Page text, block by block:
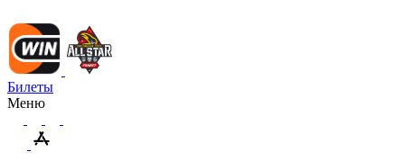
Билеты
Меню